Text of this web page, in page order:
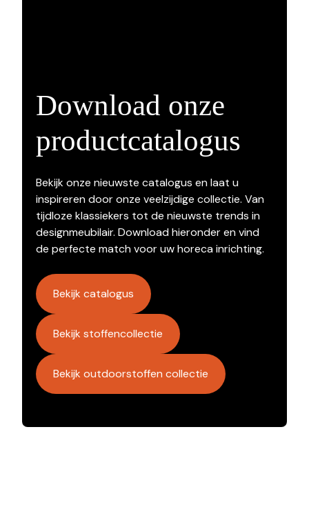
Download onze
productcatalogus
Bekijk onze nieuwste catalogus en laat u
inspireren door onze veelzijdige collectie. Van
tijdloze klassiekers tot de nieuwste trends in
designmeubilair. Download hieronder en vind
de perfecte match voor uw horeca inrichting.
Bekijk catalogus
Bekijk stoffencollectie
Bekijk outdoorstoffen collectie